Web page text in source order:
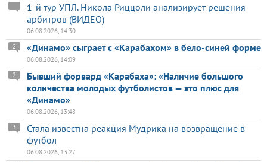
1-й тур УПЛ. Никола Риццоли анализирует решения
арбитров (ВИДЕО)
06.08.2026, 14:30
«Динамо» сыграет с «Карабахом» в бело-синей форме
2
06.08.2026, 14:09
Бывший форвард «Карабаха»: «Наличие большого
количества молодых футболистов — это плюс для
«Динамо»
2
06.08.2026, 13:48
Стала известна реакция Мудрика на возвращение в
футбол
3
06.08.2026, 13:27